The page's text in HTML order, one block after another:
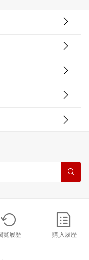
覧履歴 購入履歴